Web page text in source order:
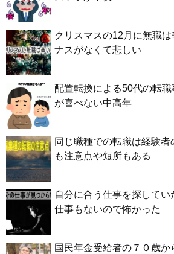
クリスマスの12月に無職
ナスがなくて悲しい
配置転換による50代の転
が喜べない中高年
同じ職種での転職は経験
も注意点や短所もある
自分に合う仕事を探してい
仕事もないので怖かった
国民年金受給者の７０歳か